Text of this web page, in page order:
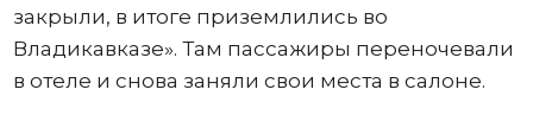
закрыли, в итоге приземлились во
Владикавказе». Там пассажиры переночевали
в отеле и снова заняли свои места в салоне.